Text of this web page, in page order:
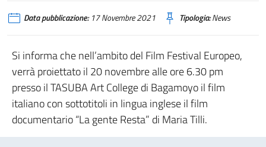
Data pubblicazione:17 Novembre 2021 Tipologia:News
Si informa che nell’ambito del Film Festival Europeo,
verrà proiettato il 20 novembre alle ore 6.30 pm
presso il TASUBA Art College di Bagamoyo il film
italiano con sottotitoli in lingua inglese il film
documentario “La gente Resta” di Maria Tilli.